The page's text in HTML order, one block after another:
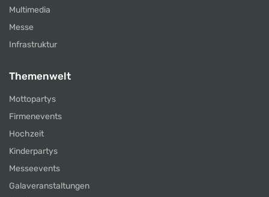
Multimedia
Messe
Infrastruktur
Themenwelt
Mottopartys
Firmenevents
Hochzeit
Kinderpartys
Messeevents
Galaveranstaltungen